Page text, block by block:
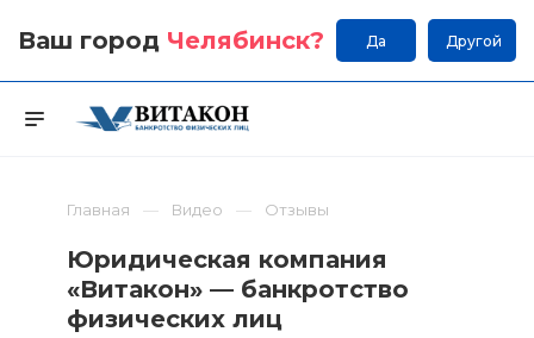
Ваш город Челябинск? Да Другой
Главная Видео Отзывы
Юридическая компания
«Витакон» — банкротство
физических лиц